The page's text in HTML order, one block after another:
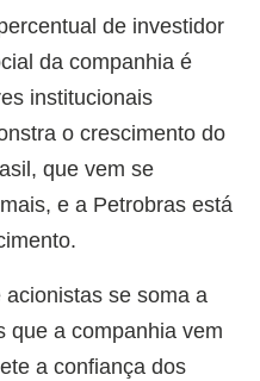
de investidor
da companhia é
institucionais
o crescimento do
que vem se
e a Petrobras está
acionistas se soma a
que a companhia vem
a confiança dos